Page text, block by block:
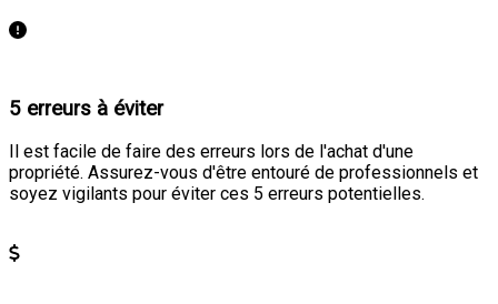
5 erreurs à éviter
Il est facile de faire des erreurs lors de l'achat d'une
propriété. Assurez-vous d'être entouré de professionnels et
soyez vigilants pour éviter ces 5 erreurs potentielles.